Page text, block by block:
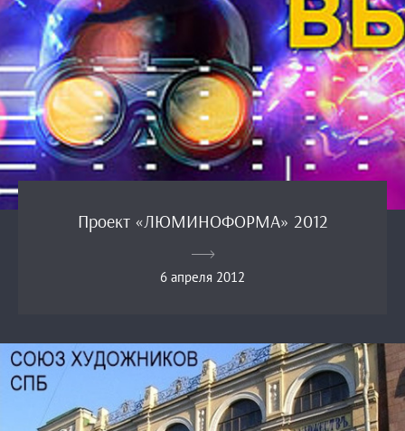
Проект «ЛЮМИНОФОРМА» 2012
6 апреля 2012